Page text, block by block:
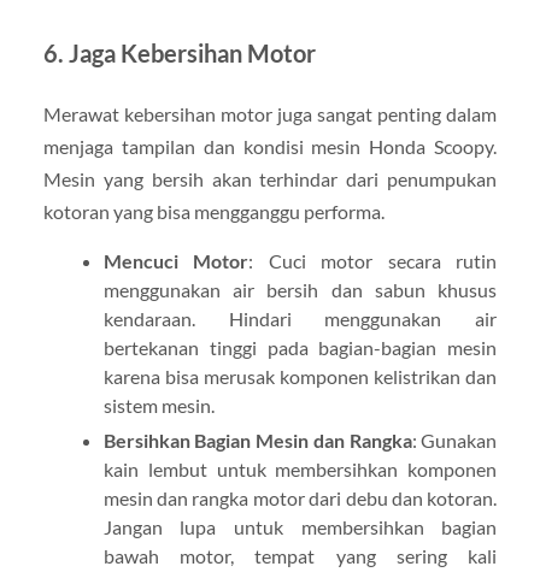
6. Jaga Kebersihan Motor
Merawat kebersihan motor juga sangat penting dalam
menjaga tampilan dan kondisi mesin Honda Scoopy.
Mesin yang bersih akan terhindar dari penumpukan
kotoran yang bisa mengganggu performa.
Mencuci Motor: Cuci motor secara rutin
menggunakan air bersih dan sabun khusus
kendaraan. Hindari menggunakan air
bertekanan tinggi pada bagian-bagian mesin
karena bisa merusak komponen kelistrikan dan
sistem mesin.
Bersihkan Bagian Mesin dan Rangka: Gunakan
kain lembut untuk membersihkan komponen
mesin dan rangka motor dari debu dan kotoran.
Jangan lupa untuk membersihkan bagian
bawah motor, tempat yang sering kali